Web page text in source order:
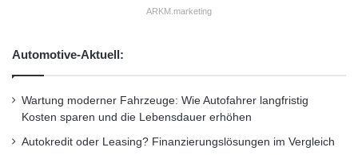
Eine der wichtigsten Funktionen einer
Blendung. Das Licht von Scheinwerfern und
absorbiert oder gestreut. Dadurch wird die
Blendung minimiert, insbesondere bei
e
ARKM.marketing
Automotive-Aktuell:
Wartung moderner Fahrzeuge: Wie Autofahrer langfristig
Kosten sparen und die Lebensdauer erhöhen
Autokredit oder Leasing? Finanzierungslösungen im Vergleich